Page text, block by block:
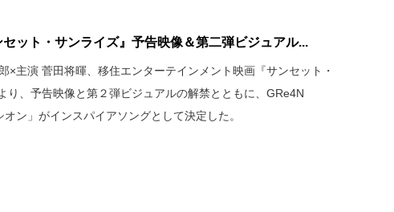
ット・サンライズ』予告映像＆第二弾ビジュアル...
×主演 菅田将暉、移住エンターテインメント映画『サンセット・
り、予告映像と第２弾ビジュアルの解禁とともに、GRe4N
ン」がインスパイアソングとして決定した。